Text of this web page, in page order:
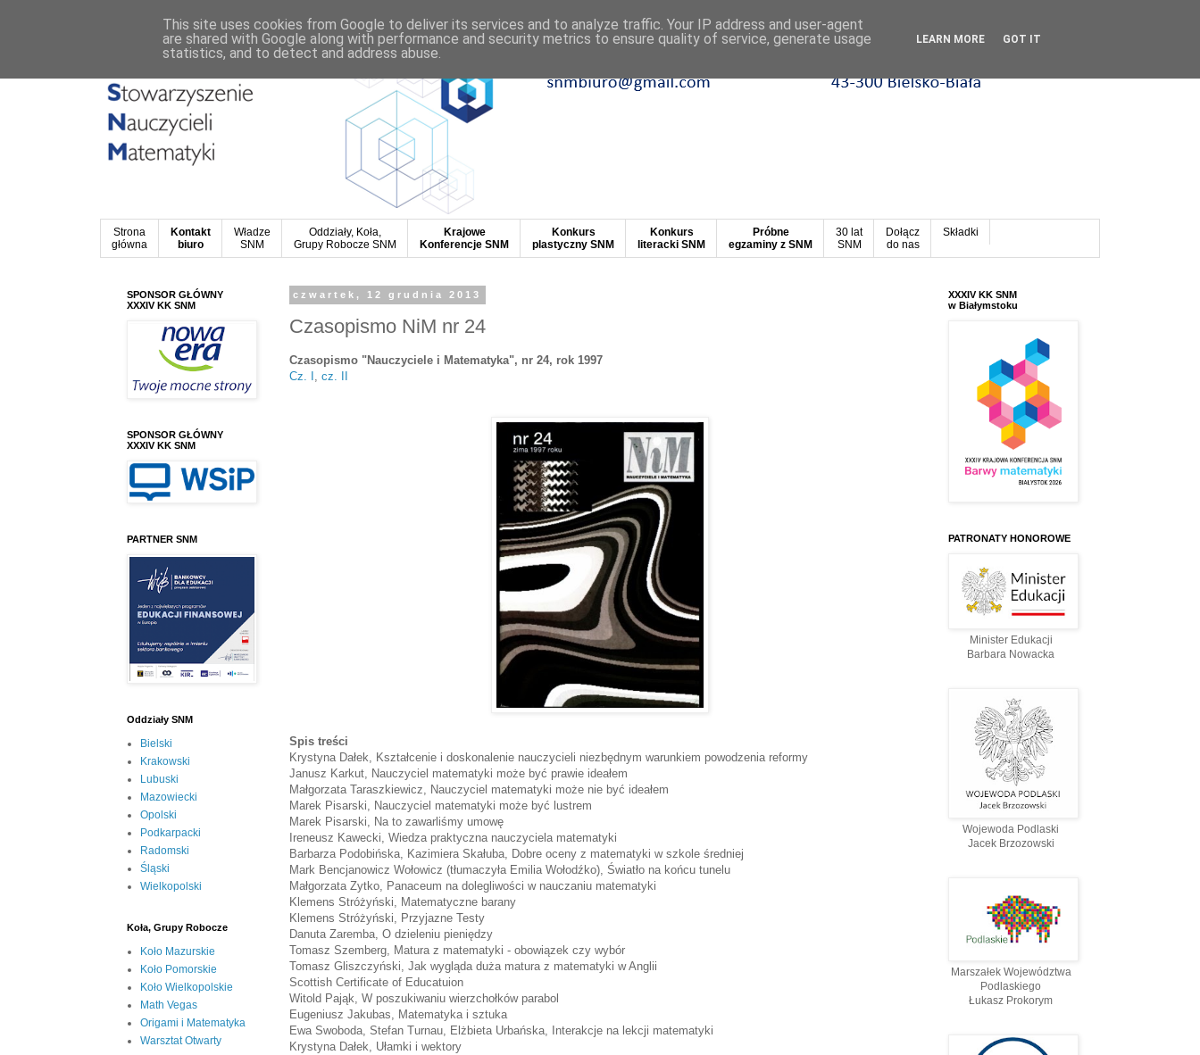
Strona
główna
Kontakt
biuro
Władze
SNM
Oddziały, Koła,
Grupy Robocze SNM
Krajowe
Konferencje SNM
Konkurs
plastyczny SNM
Konkurs
literacki SNM
Próbne
egzaminy z SNM
30 lat
SNM
Dołącz
do nas
Składki
czwartek, 12 grudnia 2013
Czasopismo NiM nr 24
Czasopismo "Nauczyciele i Matematyka", nr 24, rok 1997
Cz. I , cz. II
Spis treści
Krystyna Dałek, Kształcenie i doskonalenie nauczycieli niezbędnym warunkiem powodzenia reformy
Janusz Karkut, Nauczyciel matematyki może być prawie ideałem
Małgorzata Taraszkiewicz, Nauczyciel matematyki może nie być ideałem
Marek Pisarski, Nauczyciel matematyki może być lustrem
Marek Pisarski, Na to zawarliśmy umowę
Ireneusz Kawecki, Wiedza praktyczna nauczyciela matematyki
Barbarza Podobińska, Kazimiera Skałuba, Dobre oceny z matematyki w szkole średniej
Mark Bencjanowicz Wołowicz (tłumaczyła Emilia Wołodźko), Światło na końcu tunelu
Małgorzata Zytko, Panaceum na dolegliwości w nauczaniu matematyki
Klemens Stróżyński, Matematyczne barany
Klemens Stróżyński, Przyjazne Testy
Danuta Zaremba, O dzieleniu pieniędzy
Tomasz Szemberg, Matura z matematyki - obowiązek czy wybór
Tomasz Gliszczyński, Jak wygląda duża matura z matematyki w Anglii
Scottish Certificate of Educatuion
Witold Pająk, W poszukiwaniu wierzchołków parabol
Eugeniusz Jakubas, Matematyka i sztuka
Ewa Swoboda, Stefan Turnau, Elżbieta Urbańska, Interakcje na lekcji matematyki
Krystyna Dałek, Ułamki i wektory
SPONSOR GŁÓWNY
XXXIV KK SNM
SPONSOR GŁÓWNY
XXXIV KK SNM
PARTNER SNM
Oddziały SNM
Bielski
Krakowski
Lubuski
Mazowiecki
Opolski
Podkarpacki
Radomski
Śląski
Wielkopolski
Koła, Grupy Robocze
Koło Mazurskie
Koło Pomorskie
Koło Wielkopolskie
Math Vegas
Origami i Matematyka
Warsztat Otwarty
XXXIV KK SNM
w Białymstoku
PATRONATY HONOROWE
Minister Edukacji
Barbara Nowacka
Wojewoda Podlaski
Jacek Brzozowski
Marszałek Województwa
Podlaskiego
Łukasz Prokorym
This site uses cookies from Google to deliver its services and to analyze traffic. Your IP address and user-agent
are shared with Google along with performance and security metrics to ensure quality of service, generate usage
statistics, and to detect and address abuse.
LEARN MORE GOT IT